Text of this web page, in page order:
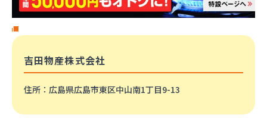
吉田物産株式会社
住所 ：広島県広島市東区中山南1丁目9-13